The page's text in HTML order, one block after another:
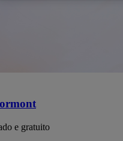
e gratuito